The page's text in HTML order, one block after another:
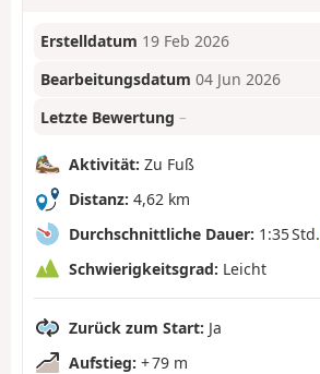
Erstelldatum 19 Feb 2026
Bearbeitungsdatum 04 Jun 2026
Letzte Bewertung –
Aktivität: Zu Fuß
Distanz: 4,62 km
Durchschnittliche Dauer: 1:35 Std.
Schwierigkeitsgrad: Leicht
Zurück zum Start: Ja
Aufstieg: + 79 m